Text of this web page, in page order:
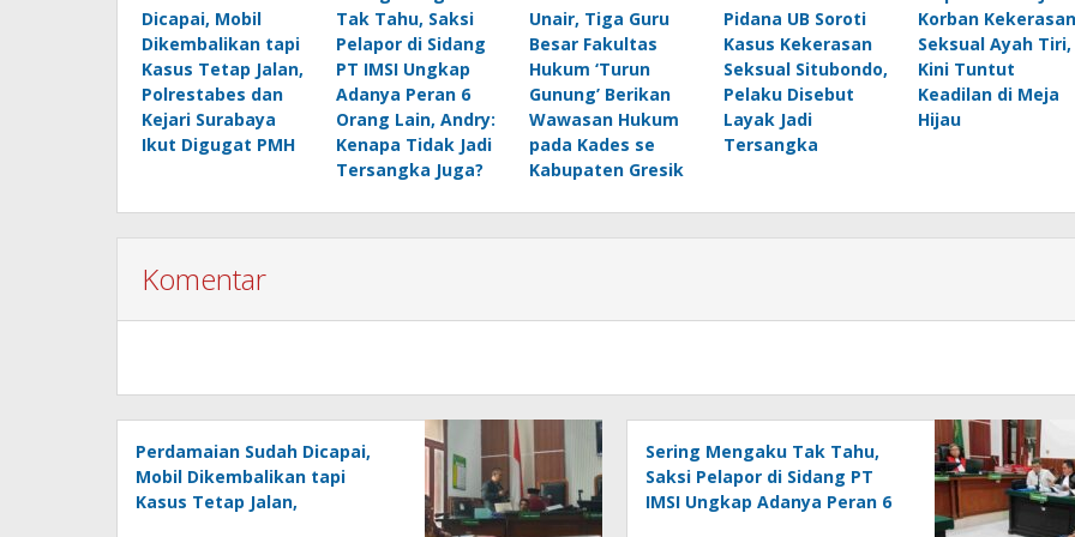
Dicapai, Mobil
Dikembalikan tapi
Kasus Tetap Jalan,
Polrestabes dan
Kejari Surabaya
Ikut Digugat PMH
Tak Tahu, Saksi
Pelapor di Sidang
PT IMSI Ungkap
Adanya Peran 6
Orang Lain, Andry:
Kenapa Tidak Jadi
Tersangka Juga?
Unair, Tiga Guru
Besar Fakultas
Hukum ‘Turun
Gunung’ Berikan
Wawasan Hukum
pada Kades se
Kabupaten Gresik
Pidana UB Soroti
Kasus Kekerasan
Seksual Situbondo,
Pelaku Disebut
Layak Jadi
Tersangka
Korban Kekerasan
Seksual Ayah Tiri,
Kini Tuntut
Keadilan di Meja
Hijau
Komentar
Perdamaian Sudah Dicapai,
Mobil Dikembalikan tapi
Kasus Tetap Jalan,
Sering Mengaku Tak Tahu,
Saksi Pelapor di Sidang PT
IMSI Ungkap Adanya Peran 6